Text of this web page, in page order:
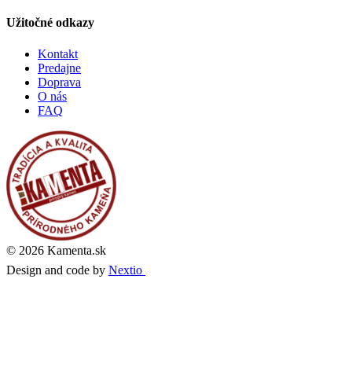
Užitočné odkazy
Kontakt
Predajne
Doprava
O nás
FAQ
© 2026 Kamenta.sk
Design and code by Nextio